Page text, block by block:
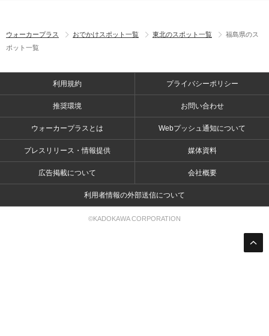
ウォーカープラス おでかけスポット一覧 東北のスポット一覧
福島県のス
ポット一覧
利用規約 プライバシーポリシー
推奨環境 お問い合わせ
ウォーカープラスとは Webプッシュ通知について
プレスリリース・情報提供 媒体資料
広告掲載について 会社概要
利用者情報の外部送信について
©KADOKAWA CORPORATION